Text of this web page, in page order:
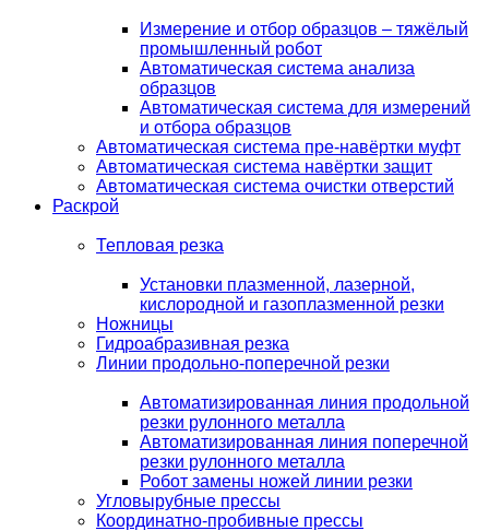
Измерение и отбор образцов – тяжёлый
промышленный робот
Автоматическая система анализа
образцов
Автоматическая система для измерений
и отбора образцов
Автоматическая система пре-навёртки муфт
Автоматическая система навёртки защит
Автоматическая система очистки отверстий
Раскрой
Тепловая резка
Установки плазменной, лазерной,
кислородной и газоплазменной резки
Ножницы
Гидроабразивная резка
Линии продольно-поперечной резки
Автоматизированная линия продольной
резки рулонного металла
Автоматизированная линия поперечной
резки рулонного металла
Робот замены ножей линии резки
Угловырубные прессы
Координатно-пробивные прессы